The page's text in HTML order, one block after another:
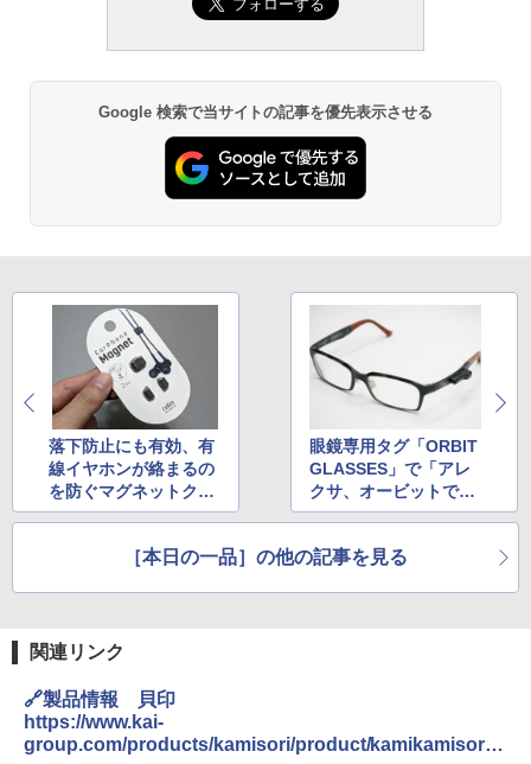
Google 検索で当サイトの記事を優先表示させる
落下防止にも有効、有
線イヤホンが絡まるの
を防ぐマグネットクリ
ップ
眼鏡専用タグ「ORBIT
GLASSES」で「アレ
クサ、オービットでメ
ガネを見つけて！」
［本日の一品］の他の記事を見る
関連リンク
🔗製品情報 貝印
https://www.kai-
group.com/products/kamisori/product/kamikamisori.h